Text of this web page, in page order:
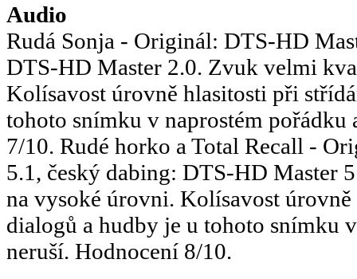
Audio
Rudá Sonja - Originál: DTS-HD
DTS-HD Master 2.0. Zvuk velmi
Kolísavost úrovně hlasitosti při
tohoto snímku v naprostém pořádku
7/10. Rudé horko a Total Recall -
5.1, český dabing: DTS-HD Master
na vysoké úrovni. Kolísavost
dialogů a hudby je u tohoto snímku
neruší. Hodnocení 8/10.